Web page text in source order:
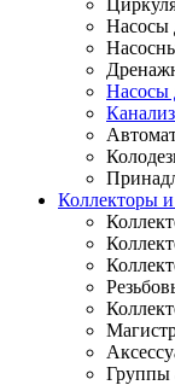
Насосы
Насосы
Коллекторы
Группы